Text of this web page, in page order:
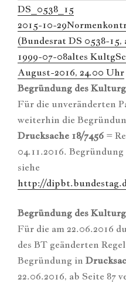
DS_0538_15
2015-10-
(Bundesrat DS 0538-15,
1999-07-08altes
August-2016, 24.00 Uhr
Begründung des
Für die unveränderten
weiterhin die
Drucksache 18/7456 =
04.11.2016. Begründung
siehe
http://
Begründung des
Für die am 22.06.2016
des BT geänderten
Begründung in
22.06.2016, ab Seite 87